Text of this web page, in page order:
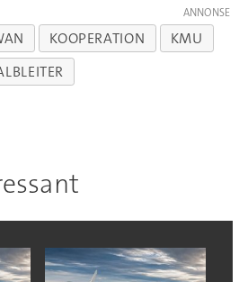
KOOPERATION
KMU